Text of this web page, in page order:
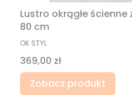
Lustro okrągłe ścienne
80 cm
PRODUCENT
OK STYL
Cena
369,00 zł
Zobacz produkt